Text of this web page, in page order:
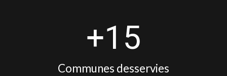
+15
Communes desservies